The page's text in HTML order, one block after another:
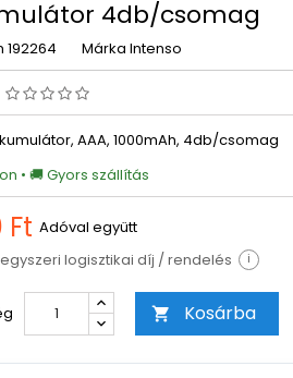
4db/csomag
192264 Márka Intenso
AAA, 1000mAh, 4db/csomag
• 🚚 Gyors szállítás
Ft Adóval együtt
egyszeri logisztikai díj / rendelés i
 Kosárba